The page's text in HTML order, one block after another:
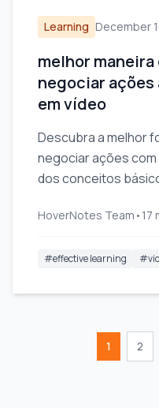
Learning December
melhor
negociar
em vídeo
Descubra a melhor
negociar ações com
dos conceitos
HoverNotes Team • 17
#effective learning #
1 2